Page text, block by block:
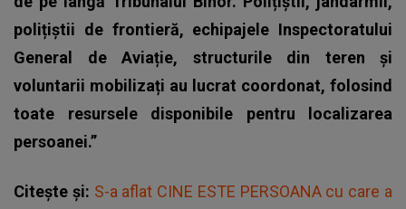
polițiștii de frontieră, echipajele Inspectoratului
General de Aviație, structurile din teren și
voluntarii mobilizați au lucrat coordonat, folosind
toate resursele disponibile pentru localizarea
persoanei.”
Citește și: S-a aflat CINE ESTE PERSOANA cu care a